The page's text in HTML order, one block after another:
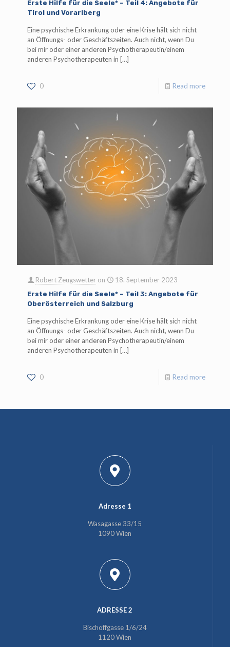
Erste Hilfe für die Seele* – Teil 4: Angebote für
Tirol und Vorarlberg
Eine psychische Erkrankung oder eine Krise hält sich nicht
an Öffnungs- oder Geschäftszeiten. Auch nicht, wenn Du
bei mir oder einer anderen Psychotherapeutin/einem
anderen Psychotherapeuten in […]
0 Read more
Robert Zeugswetter on 18. September 2023
Erste Hilfe für die Seele* – Teil 3: Angebote für
Oberösterreich und Salzburg
Eine psychische Erkrankung oder eine Krise hält sich nicht
an Öffnungs- oder Geschäftszeiten. Auch nicht, wenn Du
bei mir oder einer anderen Psychotherapeutin/einem
anderen Psychotherapeuten in […]
0 Read more
Adresse 1
Wasagasse 33/15
1090 Wien
ADRESSE 2
Bischoffgasse 1/6/24
1120 Wien